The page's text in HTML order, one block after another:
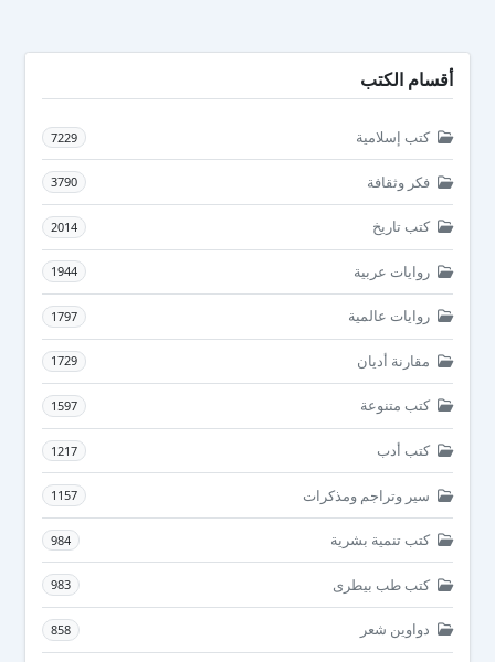
أقسام الكتب
كتب إسلامية 7229
فكر وثقافة 3790
كتب تاريخ 2014
روايات عربية 1944
روايات عالمية 1797
مقارنة أديان 1729
كتب متنوعة 1597
كتب أدب 1217
سير وتراجم ومذكرات 1157
كتب تنمية بشرية 984
كتب طب بيطرى 983
دواوين شعر 858